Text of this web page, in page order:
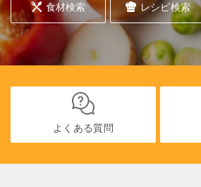
食材検索 レシピ検索
よくある質問